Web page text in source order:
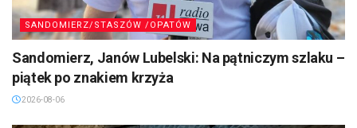
SANDOMIERZ/STASZÓW /OPATÓW
Sandomierz, Janów Lubelski: Na pątniczym szlaku –
piątek po znakiem krzyża
2026-08-06